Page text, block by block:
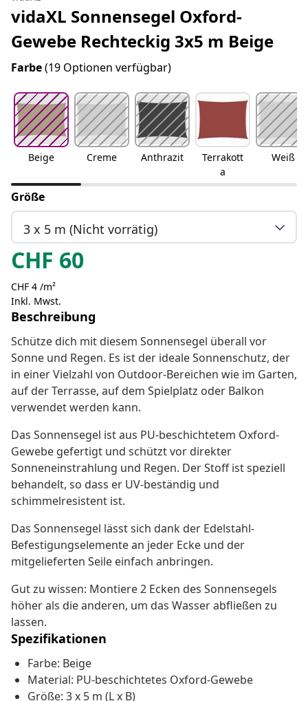
vidaXL Sonnensegel Oxford-
Gewebe Rechteckig 3x5 m Beige
Farbe(19 Optionen verfügbar)
Beige Creme Anthrazit
Terrakott
a
Weiß
Größe
3 x 5 m (Nicht vorrätig)
CHF 60
CHF 4 /m²
Inkl. Mwst.
Beschreibung
Schütze dich mit diesem Sonnensegel überall vor
Sonne und Regen. Es ist der ideale Sonnenschutz, der
in einer Vielzahl von Outdoor-Bereichen wie im Garten,
auf der Terrasse, auf dem Spielplatz oder Balkon
verwendet werden kann.
Das Sonnensegel ist aus PU-beschichtetem Oxford-
Gewebe gefertigt und schützt vor direkter
Sonneneinstrahlung und Regen. Der Stoff ist speziell
behandelt, so dass er UV-beständig und
schimmelresistent ist.
Das Sonnensegel lässt sich dank der Edelstahl-
Befestigungselemente an jeder Ecke und der
mitgelieferten Seile einfach anbringen.
Gut zu wissen: Montiere 2 Ecken des Sonnensegels
höher als die anderen, um das Wasser abfließen zu
lassen.
Spezifikationen
Farbe: Beige
Material: PU-beschichtetes Oxford-Gewebe
Größe: 3 x 5 m (L x B)